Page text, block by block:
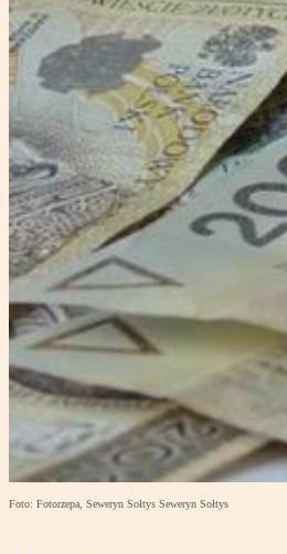
Foto: Fotorzepa, Seweryn Sołtys Seweryn Sołtys